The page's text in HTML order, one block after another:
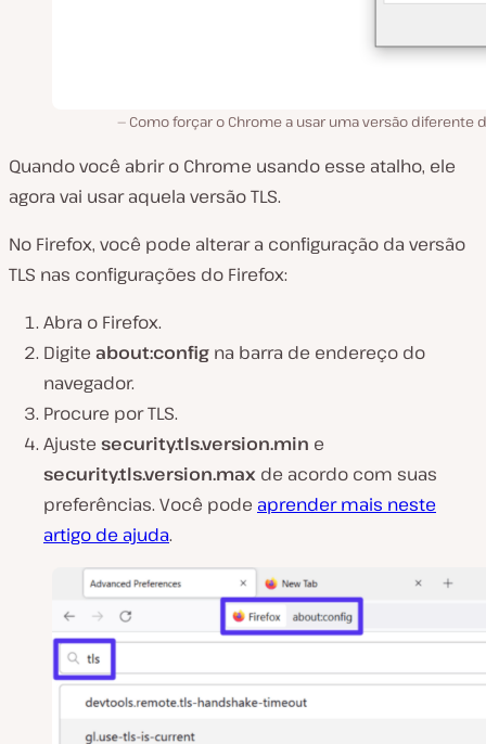
Como forçar o Chrome a usar uma versão diferente
Quando você abrir o Chrome usando esse atalho, ele
agora vai usar aquela versão TLS.
No Firefox, você pode alterar a configuração da versão
TLS nas configurações do Firefox:
Abra o Firefox.
Digite about:config na barra de endereço do
navegador.
Procure por TLS.
Ajuste security.tls.version.min e
security.tls.version.max de acordo com suas
preferências. Você pode aprender mais neste
artigo de ajuda.